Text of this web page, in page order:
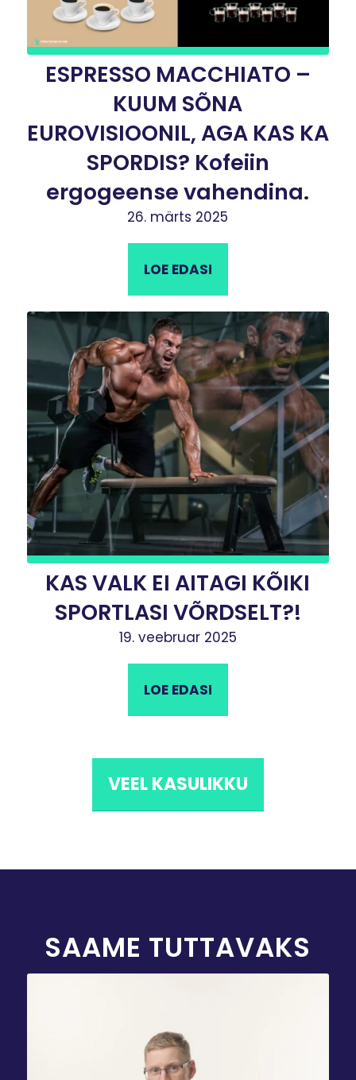
ESPRESSO MACCHIATO –
KUUM SÕNA
EUROVISIOONIL, AGA KAS KA
SPORDIS? Kofeiin
ergogeense vahendina.
26. märts 2025
LOE EDASI
KAS VALK EI AITAGI KÕIKI
SPORTLASI VÕRDSELT?!
19. veebruar 2025
LOE EDASI
VEEL KASULIKKU
SAAME TUTTAVAKS